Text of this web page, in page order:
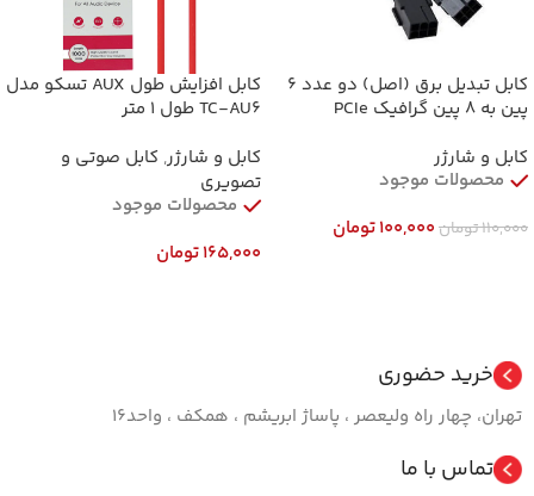
کابل تبدیل برق (اصل) دو عدد 6
پین به 8 پین گرافیک PCIe
کابل و شارژر
محصولات موجود
110,000تومان100,000تومان
کابل افزایش طول AUX تسکو مدل
TC-AU6 طول 1 متر
کابل و شارژر, کابل صوتی و
تصویری
محصولات موجود
165,000تومان
خرید حضوری
تهران، چهار راه ولیعصر ، پاساژ ابریشم ، همکف ، واحد16
تماس با ما